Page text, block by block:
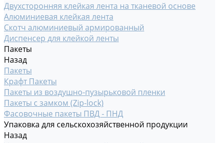
Двухсторонняя клейкая лента на тканевой основе
Алюминиевая клейкая лента
Скотч алюминиевый армированный
Диспенсер для клейкой ленты
Пакеты
Назад
Пакеты
Крафт Пакеты
Пакеты из воздушно-пузырьковой пленки
Пакеты с замком (Zip-lock)
Фасовочные пакеты ПВД - ПНД
Упаковка для сельскохозяйственной продукции
Назад